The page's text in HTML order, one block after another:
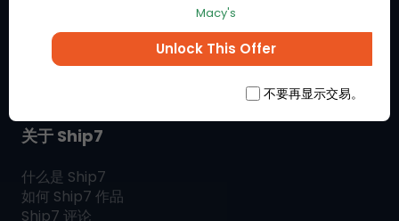
在线获取您喜爱的品牌的特别折扣
优惠。
关于 Ship7
什么是 Ship7
如何 Ship7 作品
Ship7 评论
Macy's
Unlock This Offer
不要再显示交易。